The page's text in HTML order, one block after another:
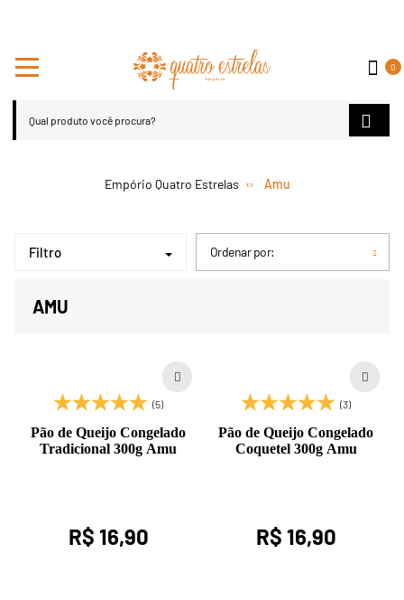
0
Amu
AMU
Ordenar por:
(5)
Pão de Queijo Congelado
Tradicional 300g Amu
R$ 16,90
(3)
Pão de Queijo Congelado
Coquetel 300g Amu
R$ 16,90
Filtro